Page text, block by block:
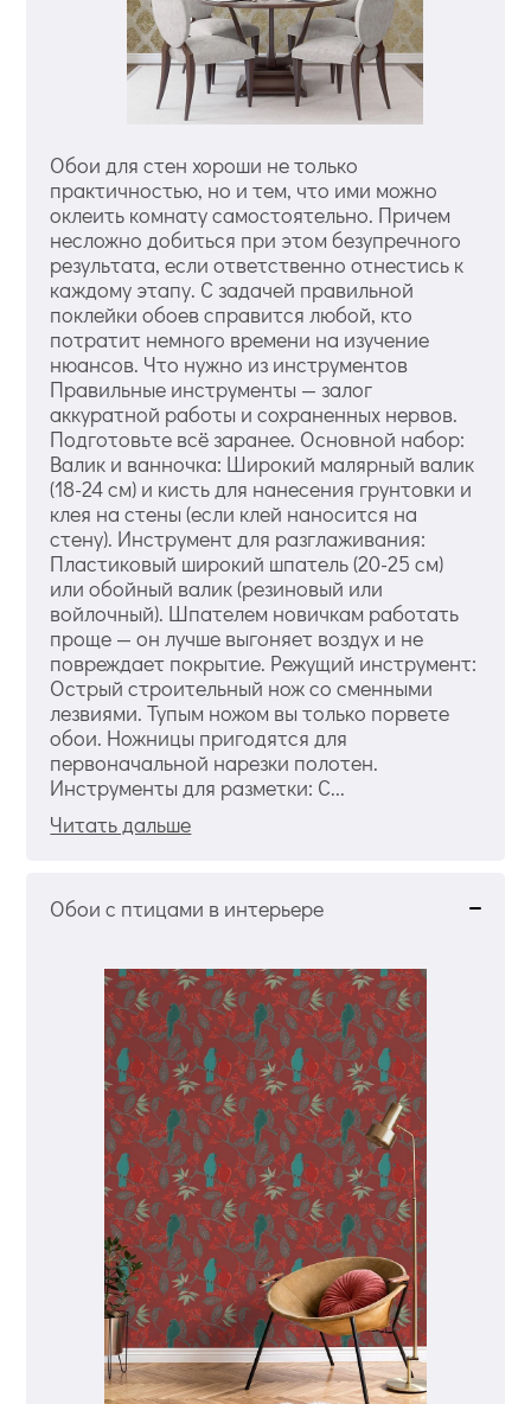
Обои для стен хороши не только
практичностью, но и тем, что ими можно
оклеить комнату самостоятельно. Причем
несложно добиться при этом безупречного
результата, если ответственно отнестись к
каждому этапу. С задачей правильной
поклейки обоев справится любой, кто
потратит немного времени на изучение
нюансов. Что нужно из инструментов
Правильные инструменты — залог
аккуратной работы и сохраненных нервов.
Подготовьте всё заранее. Основной набор:
Валик и ванночка: Широкий малярный валик
(18-24 см) и кисть для нанесения грунтовки и
клея на стены (если клей наносится на
стену). Инструмент для разглаживания:
Пластиковый широкий шпатель (20-25 см)
или обойный валик (резиновый или
войлочный). Шпателем новичкам работать
проще — он лучше выгоняет воздух и не
повреждает покрытие. Режущий инструмент:
Острый строительный нож со сменными
лезвиями. Тупым ножом вы только порвете
обои. Ножницы пригодятся для
первоначальной нарезки полотен.
Инструменты для разметки: С...
Читать дальше
Обои с птицами в интерьере